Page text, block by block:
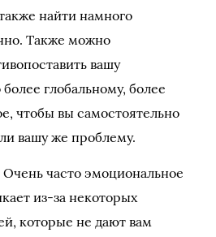
найти намного
Также можно
вашу
глобальному, более
чтобы вы самостоятельно
вашу же проблему.
Очень часто эмоциональное
из-за некоторых
которые не дают вам